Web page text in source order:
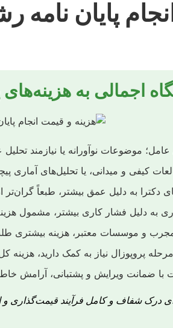
پایان
اجمالی به
موضوعات نوآورانه یا نیازمند
کیفی و میدانی، یا تحلیل‌های آماری
دکترا به دلیل عمق بیشتر، طبعاً
به دلیل فشار کاری بیشتر، مشمول
و موسسات معتبر، هزینه بیشتری طلب
پروپوزال نیاز به کمک دارید، هزینه
با ضمانت ویرایش و پشتبانی، آرامش
درک شفاف و کامل فرآیند قیمت‌گذاری و